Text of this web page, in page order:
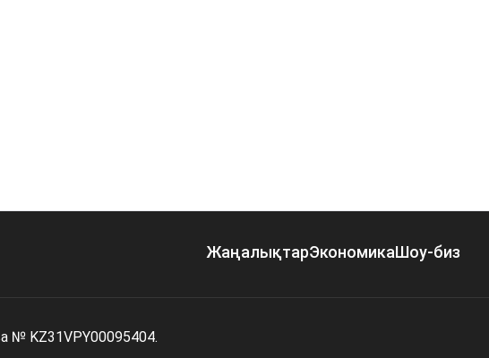
ЖаңалықтарЭкономикаШоу-биз
№ KZ31VPY00095404.